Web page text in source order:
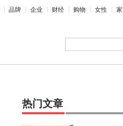
品牌 企业 财经 购物 女性
热门文章